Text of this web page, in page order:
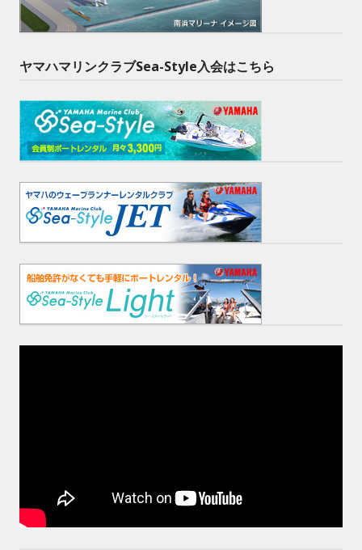
ヤマハマリンクラブSea-Style入会はこちら